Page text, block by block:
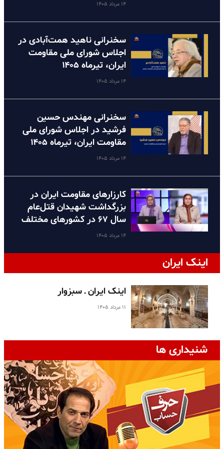
۱۴ مرداد ۱۴۰۵
سخنرانی ناهید همت‌آبادی در
اجلاس شورای ملی مقاومت
ایران، تیرماه ۱۴۰۵
۱۴ مرداد ۱۴۰۵
سخنرانی مهندس حسین
فرشید در اجلاس شورای ملی
مقاومت ایران، تیرماه ۱۴۰۵
۱۴ مرداد ۱۴۰۵
کارزارهای مقاومت ایران در
بزرگداشت شهیدان قتل‌عام
سال ۶۷ در کشورهای مختلف
۱۴ مرداد ۱۴۰۵
اینک ایران
اینک ایران ـ سبزوار
۱۱ مرداد ۱۴۰۵
شنیداری ها